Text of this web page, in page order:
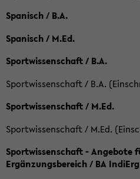
Spanisch / B.A.
Spanisch / M.Ed.
Sportwissenschaft / B.A.
Sportwissenschaft / B.A.
Sportwissenschaft / M.Ed.
Sportwissenschaft / M.Ed.
Sportwissenschaft - Angebote
Ergänzungsbereich / BA IndiErg